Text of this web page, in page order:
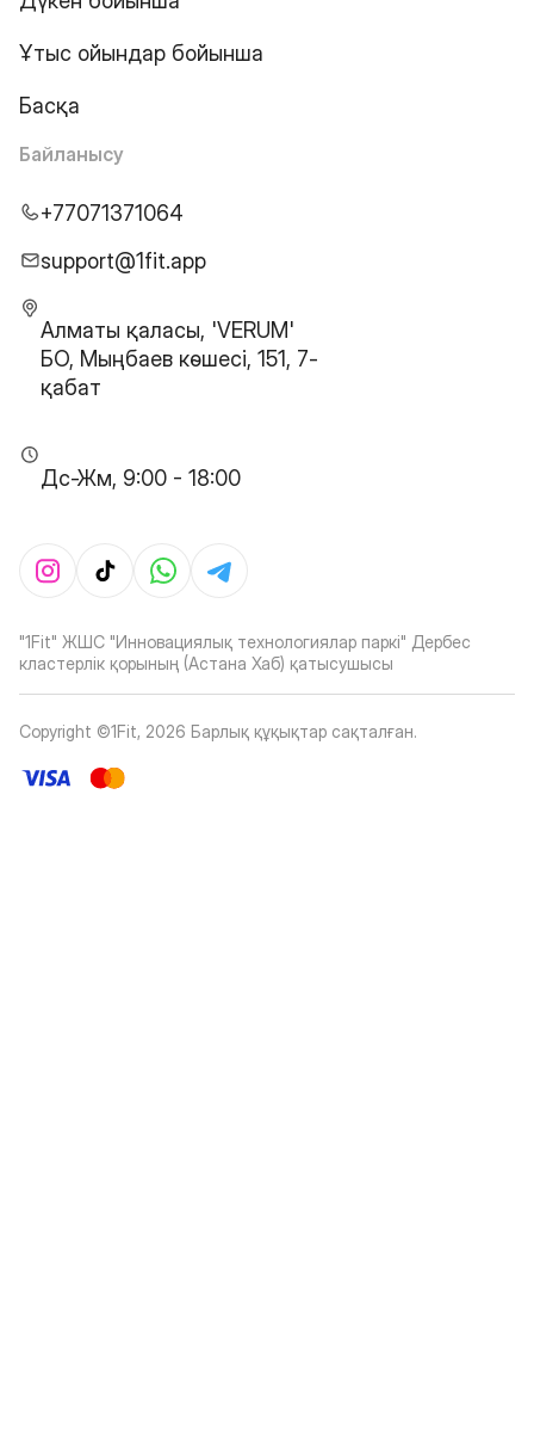
Ұтыс ойындар бойынша
Басқа
Байланысу
+77071371064
support@1fit.app
Алматы қаласы, 'VERUM'
БО, Мыңбаев көшесі, 151, 7-
қабат
Дс-Жм, 9:00 - 18:00
"1Fit" ЖШС "Инновациялық технологиялар паркі" Дербес
кластерлік қорының (Астана Хаб) қатысушысы
Copyright ©1Fit, 2026 Барлық құқықтар сақталған.